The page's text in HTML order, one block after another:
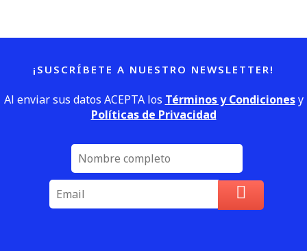
¡SUSCRÍBETE A NUESTRO NEWSLETTER!
Al enviar sus datos ACEPTA los Términos y Condicionesy
Políticas de Privacidad